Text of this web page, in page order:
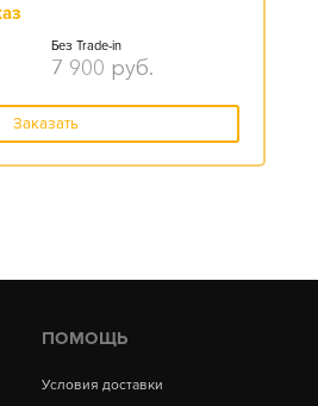
Без Trade-in
7 900 руб.
Заказать
ПОМОЩЬ
Условия доставки